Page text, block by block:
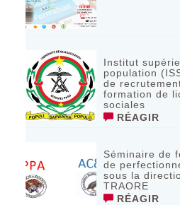
Institut
population
de
formation de
sociales
RÉAGIR
Séminaire de
de
sous la
TRAORE
RÉAGIR